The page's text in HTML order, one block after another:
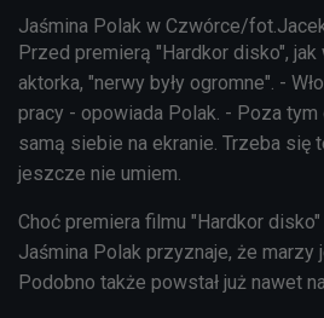
Jaśmina Polak w Czwórce/
Przed premierą "Hardkor disko", jak
aktorka, "nerwy były ogromne". -
pracy - opowiada Polak. - Poza
samą siebie na ekranie. Trzeba się
jeszcze nie umiem.
Choć premiera filmu "Hardkor
Jaśmina Polak przyznaje, że marzy
Podobno także powstał już nawet